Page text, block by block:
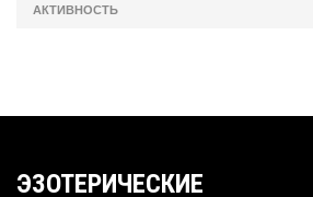
АКТИВНОСТЬ
ЭЗОТЕРИЧЕСКИЕ